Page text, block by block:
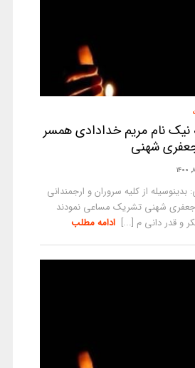
نام مریم خدادادی همسر
شهنی
از کلیه سروران و ارجمندانی
جعفری شهنی تشریک مساعی نمودند
و قدر دانی م [...] ادامه مطلب